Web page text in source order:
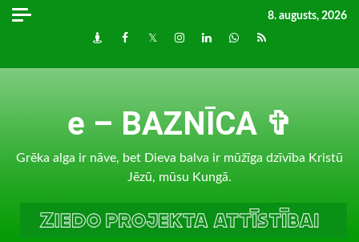
Skip
8. augusts, 2026
DraugiemFacebook
TwitterInstagram
LinkedInwhatsapp
RSS
e – BAZNĪCA ✞
Grēka alga ir nāve, bet Dieva balva ir mūžīga dzīvība Kristū
Jēzū, mūsu Kungā.